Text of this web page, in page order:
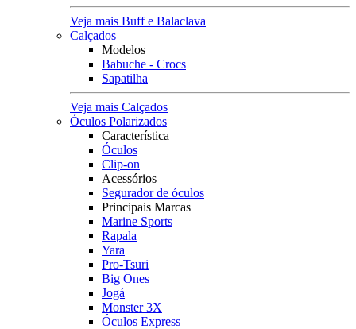
Veja mais Buff e Balaclava
Calçados
Modelos
Babuche - Crocs
Sapatilha
Veja mais Calçados
Óculos Polarizados
Característica
Óculos
Clip-on
Acessórios
Segurador de óculos
Principais Marcas
Marine Sports
Rapala
Yara
Pro-Tsuri
Big Ones
Jogá
Monster 3X
Óculos Express